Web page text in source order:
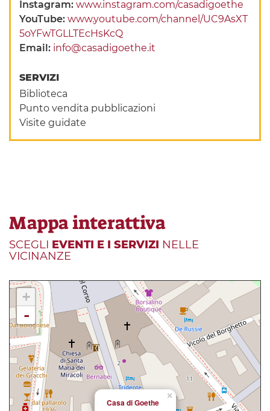
Instagram:www.instagram.com/casadigoethe
YouTube:www.youtube.com/channel/UC9AsXT
5oYFwTGLLTEcHsKcQ
Email: info@casadigoethe.it
SERVIZI
Biblioteca
Punto vendita pubblicazioni
Visite guidate
Mappa interattiva
SCEGLI EVENTI E I SERVIZI NELLE
VICINANZE
×
Casa di Goethe
+
-